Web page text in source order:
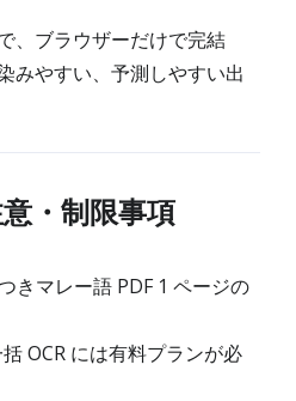
、ブラウザーだけで完結
みやすい、予測しやすい出
・制限事項
きマレー語 PDF 1 ページの
OCR には有料プランが必